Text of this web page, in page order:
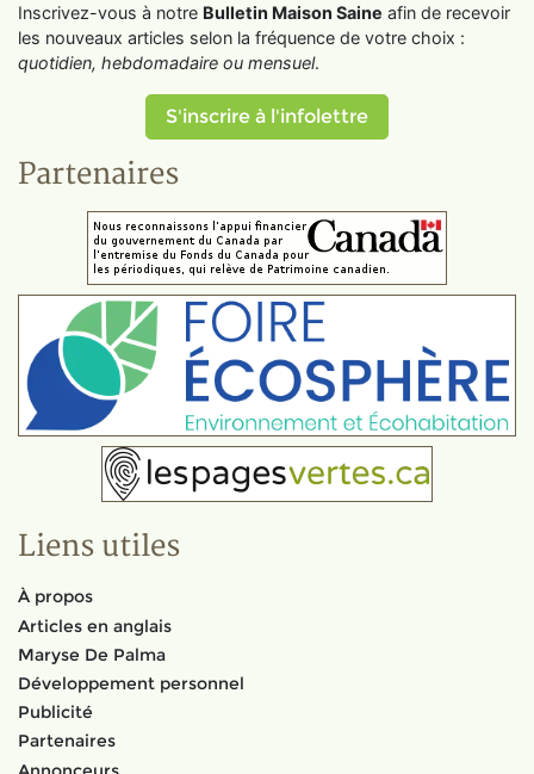
Inscrivez-vous à notre Bulletin Maison Saine afin de recevoir
les nouveaux articles selon la fréquence de votre choix :
quotidien, hebdomadaire ou mensuel.
S'inscrire à l'infolettre
Partenaires
Liens utiles
À propos
Articles en anglais
Maryse De Palma
Développement personnel
Publicité
Partenaires